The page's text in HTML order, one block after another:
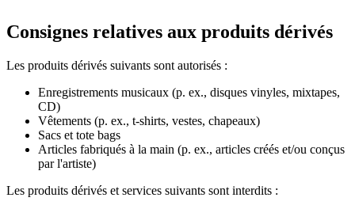
Consignes relatives aux produits dérivés
Les produits dérivés suivants sont autorisés :
Enregistrements musicaux (p. ex., disques vinyles, mixtapes,
CD)
Vêtements (p. ex., t-shirts, vestes, chapeaux)
Sacs et tote bags
Articles fabriqués à la main (p. ex., articles créés et/ou conçus
par l'artiste)
Les produits dérivés et services suivants sont interdits :